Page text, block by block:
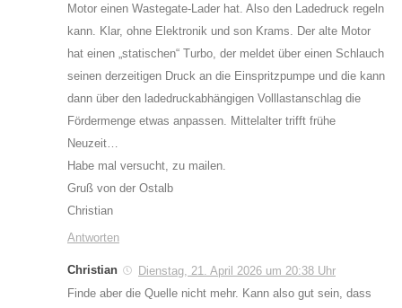
Motor einen Wastegate-Lader hat. Also den Ladedruck regeln
kann. Klar, ohne Elektronik und son Krams. Der alte Motor
hat einen „statischen“ Turbo, der meldet über einen Schlauch
seinen derzeitigen Druck an die Einspritzpumpe und die kann
dann über den ladedruckabhängigen Volllastanschlag die
Fördermenge etwas anpassen. Mittelalter trifft frühe
Neuzeit…
Habe mal versucht, zu mailen.
Gruß von der Ostalb
Christian
Antworten
Christian
Dienstag, 21. April 2026 um 20:38 Uhr
Finde aber die Quelle nicht mehr. Kann also gut sein, dass